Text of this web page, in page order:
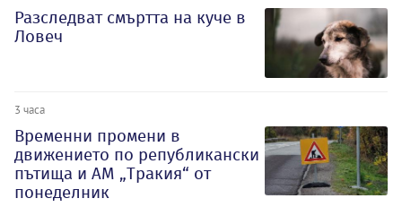
Разследват смъртта на куче в
Ловеч
3 часа
Временни промени в
движението по републикански
пътища и АМ „Тракия“ от
понеделник